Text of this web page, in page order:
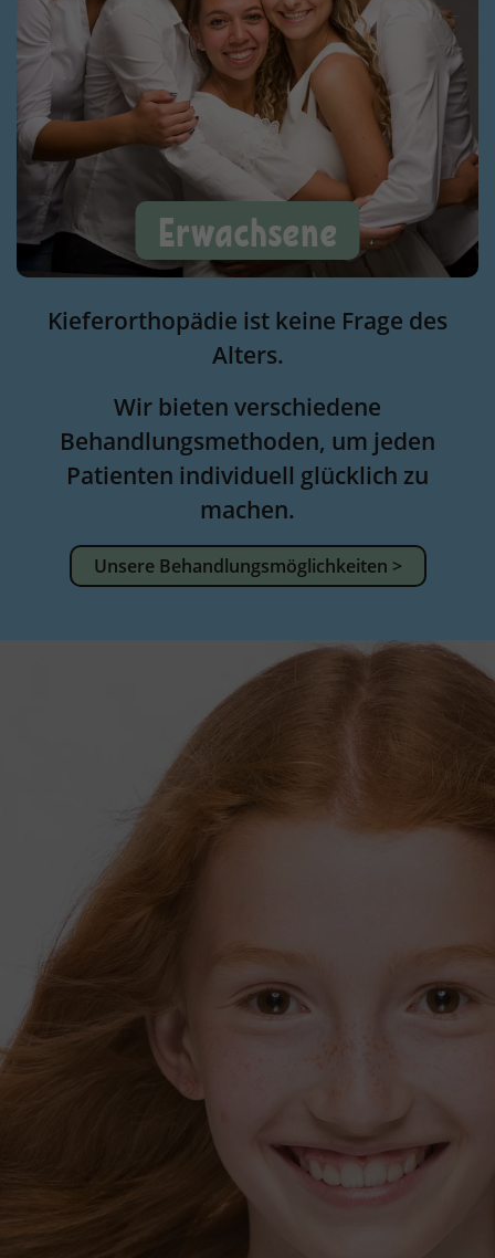
Erwachsene
Kieferorthopädie ist keine Frage des
Alters.
Wir bieten verschiedene
Behandlungsmethoden, um jeden
Patienten individuell glücklich zu
machen.
Unsere Behandlungsmöglichkeiten >